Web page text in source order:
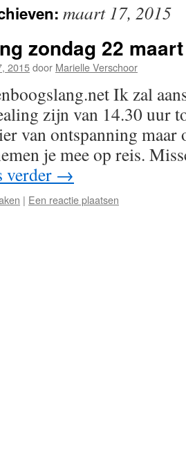
maart 17, 2015
zondag 22
2015door Marielle Verschoor
Ik zal
zijn van 14.30 uur
van ontspanning maar
je mee op reis.
verder →
| Een reactie plaatsen